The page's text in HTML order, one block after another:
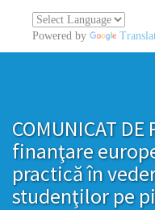
Powered by
COMUNICAT
finanţare
practică în
studenţilor pe